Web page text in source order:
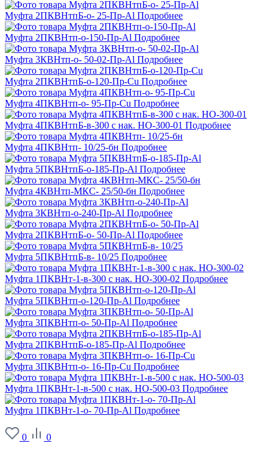
Муфта 2ПКВНтпБ-о- 25-Пр-Al Подробнее
Муфта 2ПКВНтп-о-150-Пр-Al Подробнее
Муфта 3КВНтп-о- 50-02-Пр-Al Подробнее
Муфта 2ПКВНтпБ-о-120-Пр-Cu Подробнее
Муфта 4ПКВНтп-о- 95-Пр-Cu Подробнее
Муфта 4ПКВНтпБ-в-300 с нак. НО-300-01 Подробнее
Муфта 4ПКВНтп- 10/25-бн Подробнее
Муфта 5ПКВНтпБ-о-185-Пр-Al Подробнее
Муфта 4КВНтп-МКС- 25/50-бн Подробнее
Муфта 3КВНтп-о-240-Пр-Al Подробнее
Муфта 2ПКВНтпБ-о- 50-Пр-Al Подробнее
Муфта 5ПКВНтпБ-в- 10/25 Подробнее
Муфта 1ПКВНт-1-в-300 с нак. НО-300-02 Подробнее
Муфта 5ПКВНтп-о-120-Пр-Al Подробнее
Муфта 3ПКВНтп-о- 50-Пр-Al Подробнее
Муфта 2ПКВНтпБ-о-185-Пр-Al Подробнее
Муфта 3ПКВНтп-о- 16-Пр-Cu Подробнее
Муфта 1ПКВНт-1-в-500 с нак. НО-500-03 Подробнее
Муфта 1ПКВНт-1-о- 70-Пр-Al Подробнее
0
0